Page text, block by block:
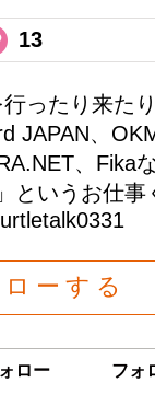
13
ったり来た
JAPAN、
、Fika
いうお仕事
ーする
ロー フォ